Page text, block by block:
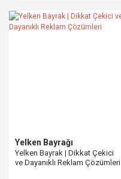
Yelken Bayrağı
Yelken Bayrak | Dikkat Çekici
ve Dayanıklı Reklam Çözümleri